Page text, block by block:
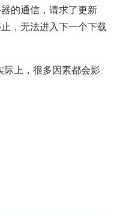
的通信，请求了更新
，无法进入下一个下载
上，很多因素都会影